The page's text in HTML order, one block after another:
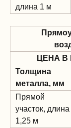
длина 1 м
ЦЕНА В
Толщина
металла, мм
Прямой
участок, длина
1,25 м